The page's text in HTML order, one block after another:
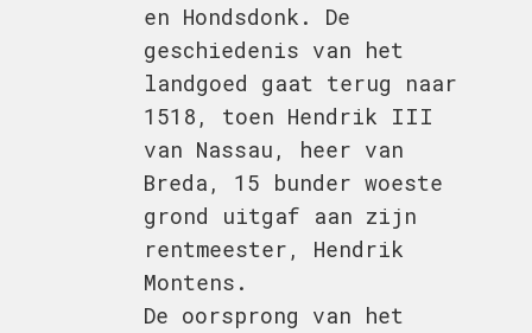
en Hondsdonk. De
geschiedenis van het
landgoed gaat terug naar
1518, toen Hendrik III
van Nassau, heer van
Breda, 15 bunder woeste
grond uitgaf aan zijn
rentmeester, Hendrik
Montens.
De oorsprong van het